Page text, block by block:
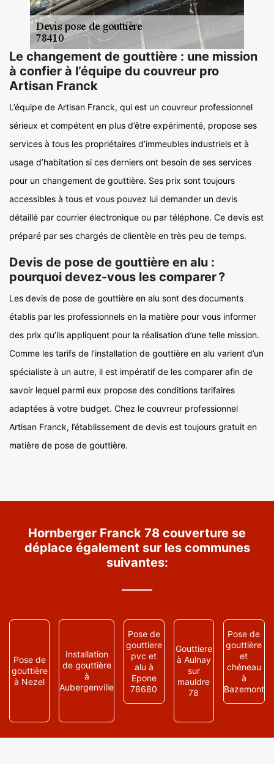
Le changement de gouttière : une mission
à confier à l’équipe du couvreur pro
Artisan Franck
L’équipe de Artisan Franck, qui est un couvreur professionnel
sérieux et compétent en plus d’être expérimenté, propose ses
services à tous les propriétaires d’immeubles industriels et à
usage d’habitation si ces derniers ont besoin de ses services
pour un changement de gouttière. Ses prix sont toujours
accessibles à tous et vous pouvez lui demander un devis
détaillé par courrier électronique ou par téléphone. Ce devis est
préparé par ses chargés de clientèle en très peu de temps.
Devis de pose de gouttière en alu :
pourquoi devez-vous les comparer ?
Les devis de pose de gouttière en alu sont des documents
établis par les professionnels en la matière pour vous informer
des prix qu’ils appliquent pour la réalisation d’une telle mission.
Comme les tarifs de l’installation de gouttière en alu varient d’un
spécialiste à un autre, il est impératif de les comparer afin de
savoir lequel parmi eux propose des conditions tarifaires
adaptées à votre budget. Chez le couvreur professionnel
Artisan Franck, l’établissement de devis est toujours gratuit en
matière de pose de gouttière.
Hornberger Franck 78 couverture se
déplace également sur les communes
suivantes:
Pose de
gouttière
à Nezel
Installation
de gouttière
à
Aubergenville
Pose de
gouttiere
pvc et
alu à
Epone
78680
Gouttiere
à Aulnay
sur
mauldre
78
Pose de
gouttière
et
chéneau
à
Bazemont